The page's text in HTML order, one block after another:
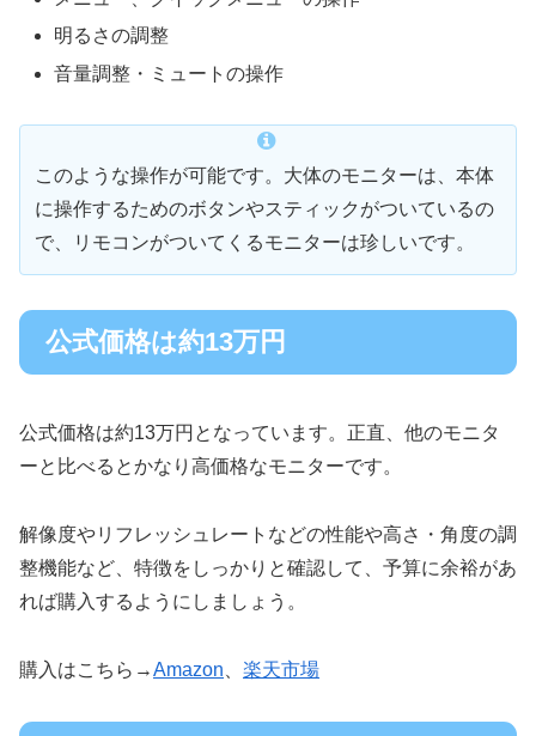
明るさの調整
音量調整・ミュートの操作
このような操作が可能です。大体のモニターは、本体
に操作するためのボタンやスティックがついているの
で、リモコンがついてくるモニターは珍しいです。
公式価格は約13万円
公式価格は約13万円となっています。正直、他のモニタ
ーと比べるとかなり高価格なモニターです。
解像度やリフレッシュレートなどの性能や高さ・角度の調
整機能など、特徴をしっかりと確認して、予算に余裕があ
れば購入するようにしましょう。
購入はこちら→Amazon 楽天市場